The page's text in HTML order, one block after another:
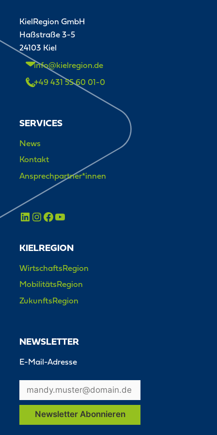
KielRegion GmbH
Haßstraße 3-5
24103 Kiel
info@kielregion.de
+49 431 55 60 01-0
SERVICES
News
Kontakt
Ansprechpartner*innen
KIELREGION
WirtschaftsRegion
MobilitätsRegion
ZukunftsRegion
NEWSLETTER
E-Mail-Adresse